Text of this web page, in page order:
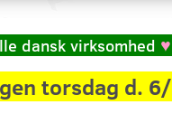
dansk virksomhed ♥
torsdag d.